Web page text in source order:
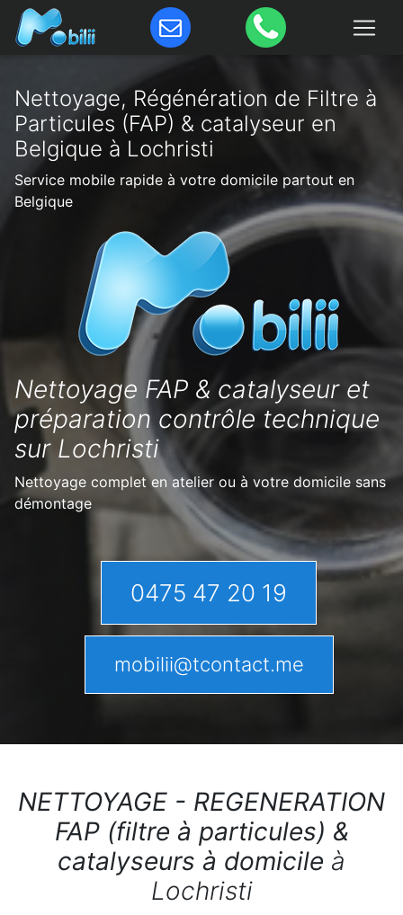
Nettoyage, Régénération de Filtre à
Particules (FAP) & catalyseur en
Belgique à Lochristi
Service mobile rapide à votre domicile partout en
Belgique
Nettoyage FAP & catalyseur et
préparation contrôle technique
sur Lochristi
Nettoyage complet en atelier ou à votre domicile sans
démontage
0475 47 20 19
mobilii@tcontact.me
NETTOYAGE - REGENERATION
FAP (filtre à particules) &
catalyseurs à domicile à
Lochristi